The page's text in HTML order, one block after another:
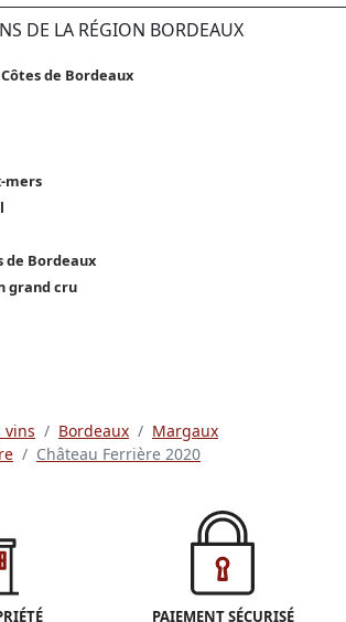
DE LA RÉGION BORDEAUX
de Bordeaux
mers
de Bordeaux
grand cru
vins Bordeaux
Margaux
Château Ferrière 2020
PAIEMENT SÉCURISÉ